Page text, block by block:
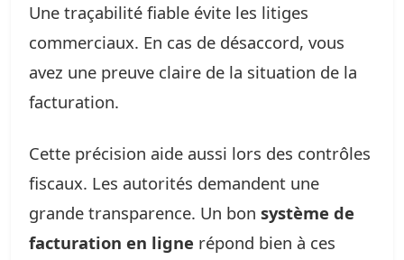
Une traçabilité fiable évite les litiges
commerciaux. En cas de désaccord, vous
avez une preuve claire de la situation de la
facturation.
Cette précision aide aussi lors des contrôles
fiscaux. Les autorités demandent une
grande transparence. Un bon système de
facturation en ligne répond bien à ces